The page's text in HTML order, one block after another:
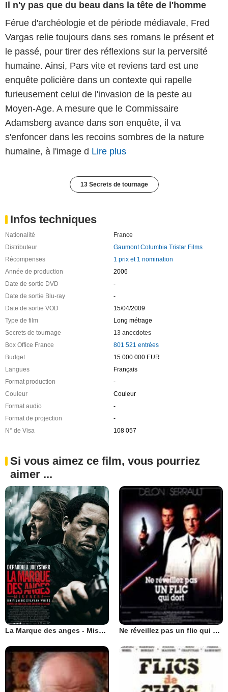
Il n'y pas que du beau dans la tête de l'homme
Férue d'archéologie et de période médiavale, Fred
Vargas relie toujours dans ses romans le présent et
le passé, pour tirer des réflexions sur la perversité
humaine. Ainsi, Pars vite et reviens tard est une
enquête policière dans un contexte qui rapelle
furieusement celui de l'invasion de la peste au
Moyen-Age. A mesure que le Commissaire
Adamsberg avance dans son enquête, il va
s'enfoncer dans les recoins sombres de la nature
humaine, à l'image d Lire plus
13 Secrets de tournage
Infos techniques
Nationalité
France
Distributeur
Gaumont Columbia Tristar Films
Récompenses
1 prix et 1 nomination
Année de production
2006
Date de sortie DVD
-
Date de sortie Blu-ray
-
Date de sortie VOD
15/04/2009
Type de film
Long métrage
Secrets de tournage
13 anecdotes
Box Office France
801 521 entrées
Budget
15 000 000 EUR
Langues
Français
Format production
-
Couleur
Couleur
Format audio
-
Format de projection
-
N° de Visa
108 057
Si vous aimez ce film, vous pourriez
aimer ...
La Marque des anges - Miserere Ne réveillez pas un flic qui dort